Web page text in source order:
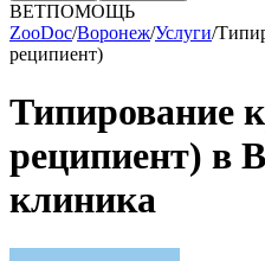
ВЕТПОМОЩЬ
ZooDoc/Воронеж/Услуги/
реципиент)
Типирование
реципиент) в
клиника